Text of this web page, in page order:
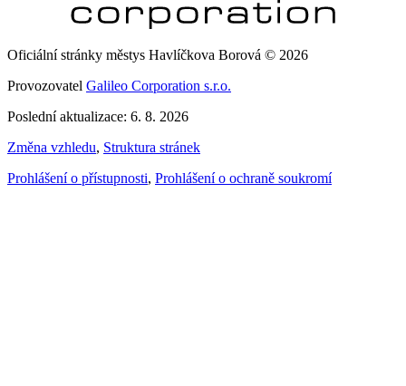
Oficiální stránky městys Havlíčkova Borová © 2026
Provozovatel Galileo Corporation s.r.o.
Poslední aktualizace: 6. 8. 2026
Změna vzhledu, Struktura stránek
Prohlášení o přístupnosti, Prohlášení o ochraně soukromí